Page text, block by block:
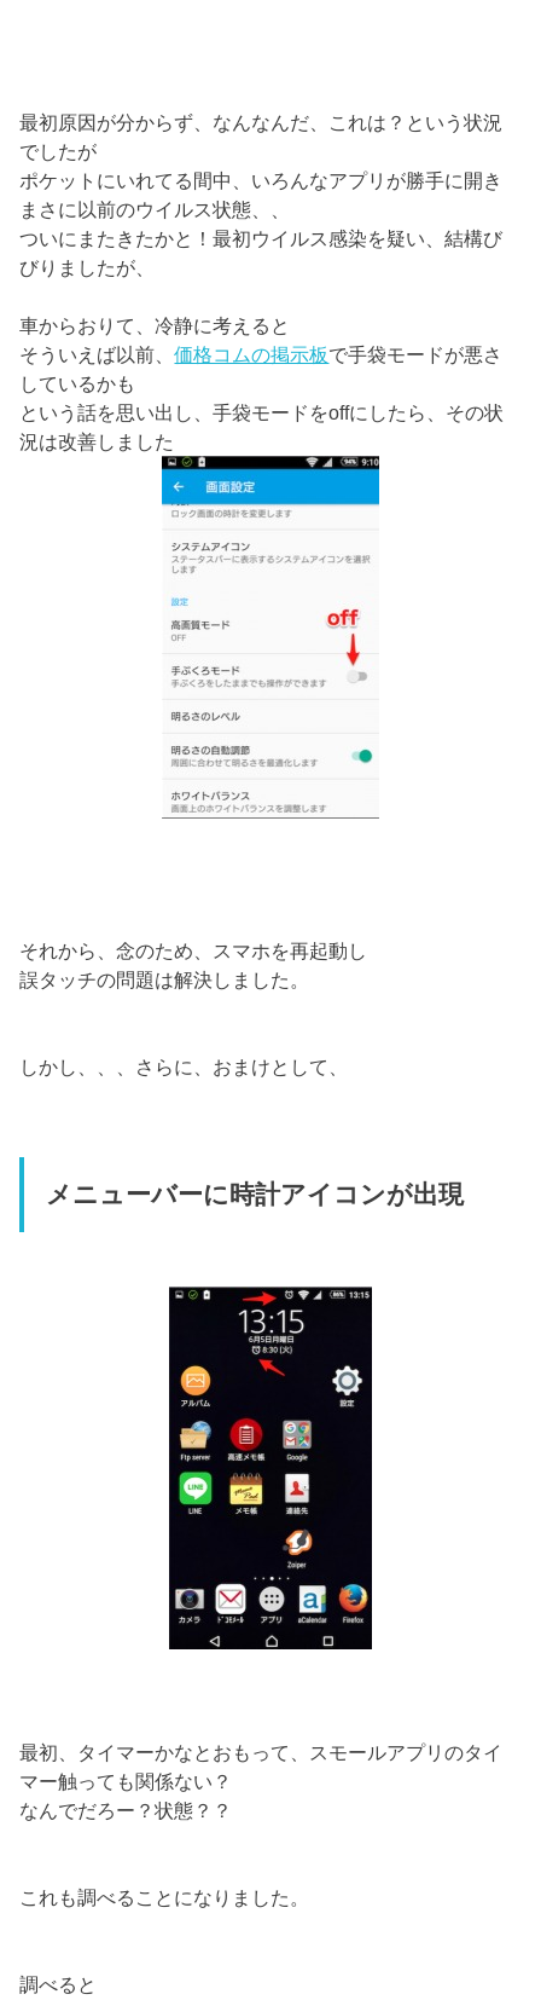
最初原因が分からず、なんなんだ、これは？という状況
でしたが
ポケットにいれてる間中、いろんなアプリが勝手に開き
まさに以前のウイルス状態、、
ついにまたきたかと！最初ウイルス感染を疑い、結構び
びりましたが、
車からおりて、冷静に考えると
そういえば以前、価格コムの掲示板で手袋モードが悪さ
しているかも
という話を思い出し、手袋モードをoffにしたら、その状
況は改善しました
それから、念のため、スマホを再起動し
誤タッチの問題は解決しました。
しかし、、、さらに、おまけとして、
メニューバーに時計アイコンが出現
最初、タイマーかなとおもって、スモールアプリのタイ
マー触っても関係ない？
なんでだろー？状態？？
これも調べることになりました。
調べると